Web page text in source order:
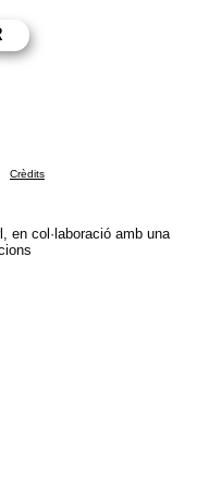
Crèdits
en col·laboració amb una